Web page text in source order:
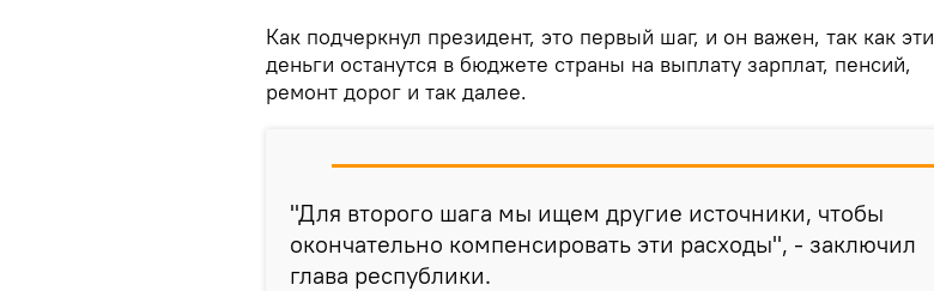
Как подчеркнул президент, это первый шаг, и он важен, так как эти
деньги останутся в бюджете страны на выплату зарплат, пенсий,
ремонт дорог и так далее.
"Для второго шага мы ищем другие источники, чтобы
окончательно компенсировать эти расходы", - заключил
глава республики.